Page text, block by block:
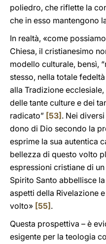
poliedro, che riflette la
che in esso mantengono
In realtà, «come
Chiesa, il cristianesimo
modello culturale, bensì,
stesso, nella totale
alla Tradizione
delle tante culture e dei
radicato” [53] . Nei
dono di Dio secondo la
esprime la sua autentica
bellezza di questo volto
espressioni cristiane di
Spirito Santo abbellisce
aspetti della Rivelazione
volto» [55] .
Questa prospettiva – è
esigente per la teologia